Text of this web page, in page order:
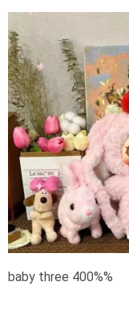
baby three 400%%